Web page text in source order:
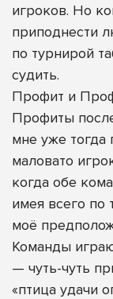
игроков. Но
приподнести
по турнирой
судить.
Профит и
Профиты
мне уже тогда
маловато
когда обе
имея всего по
моё
Команды
— чуть-чуть
«птица удачи